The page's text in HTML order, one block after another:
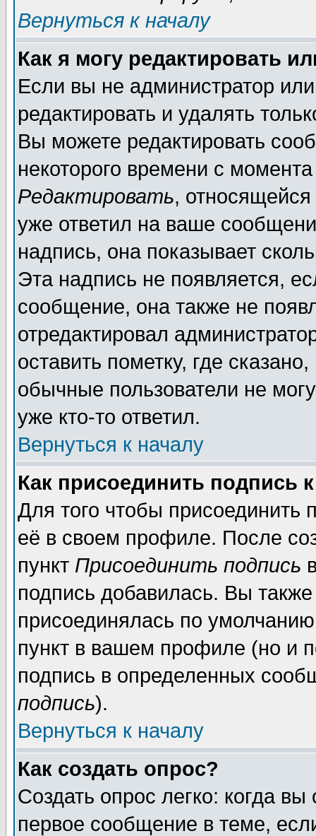
Вернуться к началу
Как я могу редактировать
Если вы не администратор
редактировать и удалять
Вы можете редактировать
некоторого времени с
Редактировать,
уже ответил на ваше
надпись, она показывает
Эта надпись не появляется,
сообщение, она также не
отредактировал
оставить пометку, где
обычные пользователи не
уже кто-то ответил.
Вернуться к началу
Как присоединить подпись
Для того чтобы присоединить
её в своем профиле. После
пункт Присоединить подпись
подпись добавилась. Вы
присоединялась по
пункт в вашем профиле (но и
подпись в определенных
подпись).
Вернуться к началу
Как создать опрос?
Создать опрос легко: когда
первое сообщение в теме,